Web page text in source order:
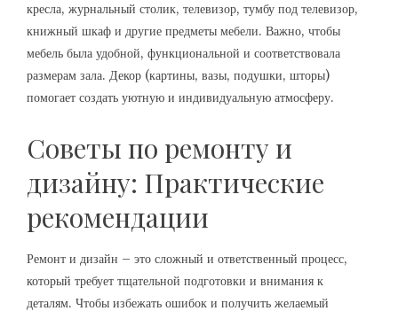
кресла, журнальный столик, телевизор, тумбу под телевизор,
книжный шкаф и другие предметы мебели. Важно, чтобы
мебель была удобной, функциональной и соответствовала
размерам зала. Декор (картины, вазы, подушки, шторы)
помогает создать уютную и индивидуальную атмосферу.
Советы по ремонту и
дизайну: Практические
рекомендации
Ремонт и дизайн – это сложный и ответственный процесс,
который требует тщательной подготовки и внимания к
деталям. Чтобы избежать ошибок и получить желаемый